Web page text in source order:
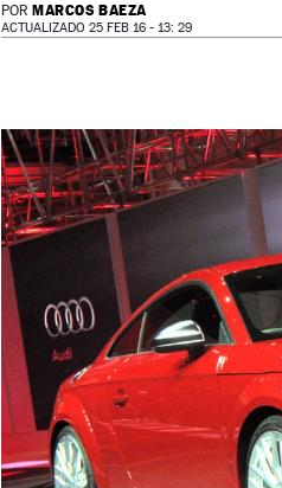
POR MARCOS BAEZA
ACTUALIZADO 25 FEB 16 - 13: 29